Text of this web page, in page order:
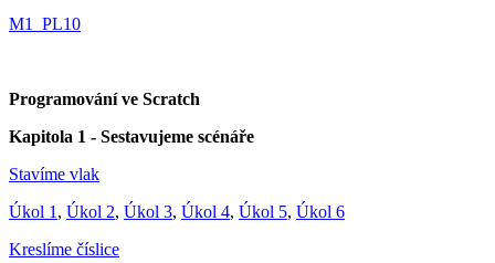
M1_PL10
Programování ve Scratch
Kapitola 1 - Sestavujeme scénáře
Stavíme vlak
Úkol 1 , Úkol 2, Úkol 3, Úkol 4, Úkol 5, Úkol 6
Kreslíme číslice